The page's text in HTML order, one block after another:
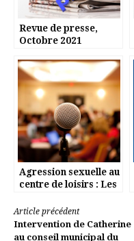
Revue de presse,
Octobre 2021
Agression sexuelle au
centre de loisirs : Les
Lire
Article précédent
Intervention de Catherine
au conseil municipal du